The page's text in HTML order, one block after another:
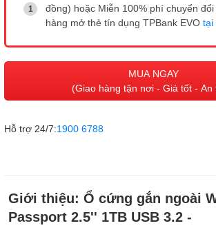
đồng) hoặc Miễn 100% phí chuyển
hàng mở thẻ tín dụng TPBank EVO tại
MUA NGAY
(Giao hàng tận nơi - Giá tốt - An
Hỗ trợ 24/7:1900 6788
Giới thiệu: Ổ cứng gắn ngoài
Passport 2.5'' 1TB USB 3.2 -